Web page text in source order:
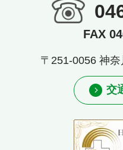
FAX
〒251-0056 神
交